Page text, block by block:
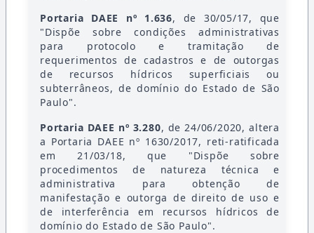
Portaria DAEE nº 1.636, de 30/05/17, que
"Dispõe sobre condições administrativas
para protocolo e tramitação de
requerimentos de cadastros e de outorgas
de recursos hídricos superficiais ou
subterrâneos, de domínio do Estado de São
Paulo".
Portaria DAEE nº 3.280, de 24/06/2020, altera
a Portaria DAEE nº 1630/2017, reti-ratificada
em 21/03/18, que "Dispõe sobre
procedimentos de natureza técnica e
administrativa para obtenção de
manifestação e outorga de direito de uso e
de interferência em recursos hídricos de
domínio do Estado de São Paulo".